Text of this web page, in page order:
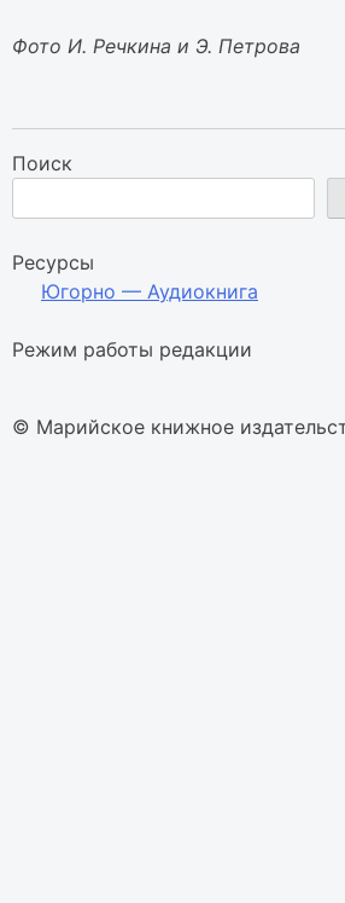
Фото И. Речкина и Э. Петрова
Поиск
Ресурсы
Югорно — Аудиокнига
Режим работы редакции
© Марийское книжное